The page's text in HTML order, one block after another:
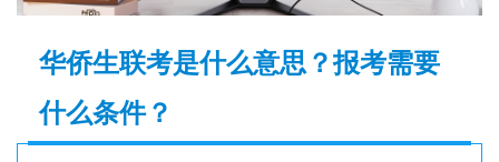
华侨生联考是什么意思？报考需要
什么条件？